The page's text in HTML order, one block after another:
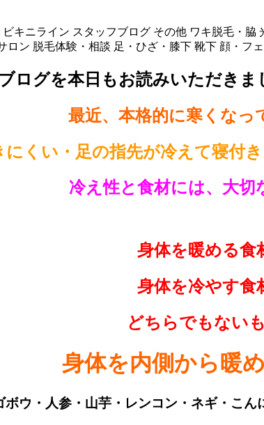
キニライン スタッフブログ その他 ワキ脱毛・脇
ロン 脱毛体験・相談 足・ひざ・膝下 靴下 顔・フ
ブログを本日もお読みいただきま
最近、本格的に寒くなっ
にくい・足の指先が冷えて寝付
冷え性と食材には、大切
身体を暖める食
身体を冷やす食
どちらでもない
身体を内側から暖
ボウ・人参・山芋・レンコン・ネギ・こ